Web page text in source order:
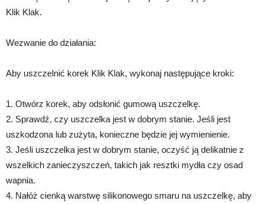
Klik Klak.
Wezwanie do działania:
Aby uszczelnić korek Klik Klak, wykonaj następujące kroki:
1. Otwórz korek, aby odsłonić gumową uszczelkę.
2. Sprawdź, czy uszczelka jest w dobrym stanie. Jeśli jest
uszkodzona lub zużyta, konieczne będzie jej wymienienie.
3. Jeśli uszczelka jest w dobrym stanie, oczyść ją delikatnie z
wszelkich zanieczyszczeń, takich jak resztki mydła czy osad
wapnia.
4. Nałóż cienką warstwę silikonowego smaru na uszczelkę, aby